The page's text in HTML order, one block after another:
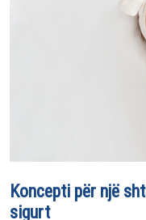
Koncepti për një
sigurt